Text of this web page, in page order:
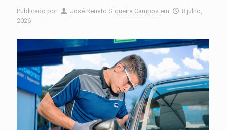
Publicado por José Renato Siqueira Campos em
8 julho,
2026